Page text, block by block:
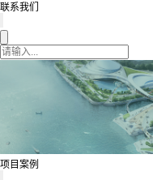
联系我们
项目案例